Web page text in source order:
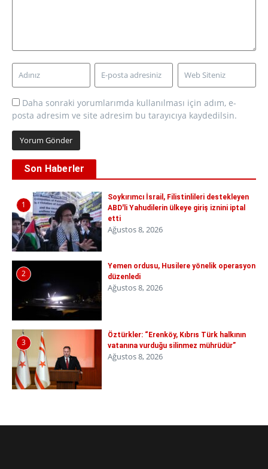
Daha sonraki yorumlarımda kullanılması için adım, e-
posta adresim ve site adresim bu tarayıcıya kaydedilsin.
Son Haberler
1
Soykırımcı İsrail, Filistinlileri destekleyen
ABD'li Yahudilerin ülkeye giriş iznini iptal
etti
Ağustos 8, 2026
2
Yemen ordusu, Husilere yönelik operasyon
düzenledi
Ağustos 8, 2026
3
Öztürkler: “Erenköy, Kıbrıs Türk halkının
vatanına vurduğu silinmez mührüdür”
Ağustos 8, 2026